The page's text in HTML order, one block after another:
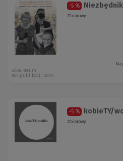
-5 %
Zbiorowy
Silva Rerum
Rok publikacji: 2025
-5 % kobieTY/
Zbiorowy